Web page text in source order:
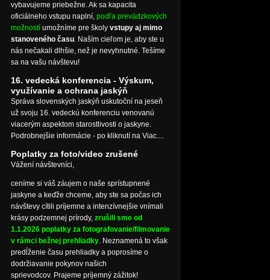
vybavujeme priebežne. Ak sa kapacita
oficiálneho vstupu naplní, podľa prevádzkových
možností umožníme pre školy vstupy aj mimo
stanoveného času. Naším cieľom je, aby ste u
nás nečakali dlhšie, než je nevyhnutné. Tešíme
sa na vašu návštevu!
16. vedecká konferencia - Výskum,
využívanie a ochrana jaskýň
Správa slovenských jaskýň uskutoční na jeseň
už svoju 16. vedeckú konferenciu venovanú
viacerým aspektom starostlivosti o jaskyne.
Podrobnejšie informácie - po kliknutí na Viac....
Poplatky za foto/video zrušené
Vážení návštevníci,
ceníme si váš záujem o naše sprístupnené
jaskyne a keďže chceme, aby ste sa počas ich
návštevy cítili príjemne a intenzívnejšie vnímali
krásy podzemnej prírody, zrušili sme od
1.1.2026 poplatky za fotografovanie/filmovanie
v rámci bežnej prehliadky. Neznamená to však
predĺženie času prehliadky a poprosíme o
dodržiavanie pokynov našich
sprievodcov. Prajeme príjemný zážitok!